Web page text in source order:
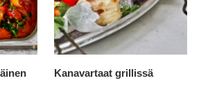
Kanavartaat grillissä